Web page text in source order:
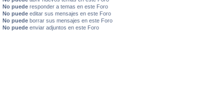
No puede responder a temas en este Foro
No puede editar sus mensajes en este Foro
No puede borrar sus mensajes en este Foro
No puede enviar adjuntos en este Foro